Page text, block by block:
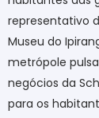
representativo
Museu do
metrópole
negócios da
para os